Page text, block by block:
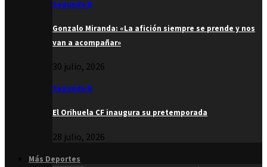
Segunda B
Gonzalo Miranda: «La afición siempre se prende y nos
van a acompañar»
30 julio, 2026
Segunda B
El Orihuela CF inaugura su pretemporada
28 julio, 2026
Más Deportes